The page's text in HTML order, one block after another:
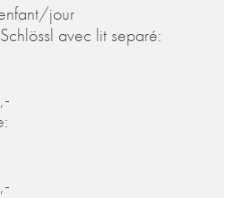
jour
avec lit separé: